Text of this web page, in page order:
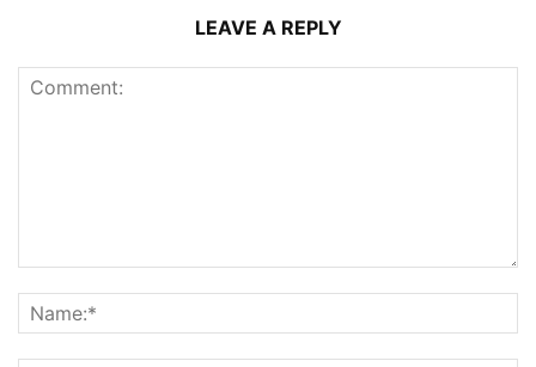
LEAVE A REPLY